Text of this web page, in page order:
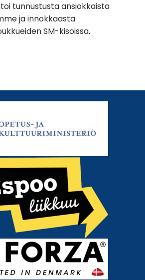
tunnustusta ansiokkaista
ja innokkaasta
SM-kisoissa.